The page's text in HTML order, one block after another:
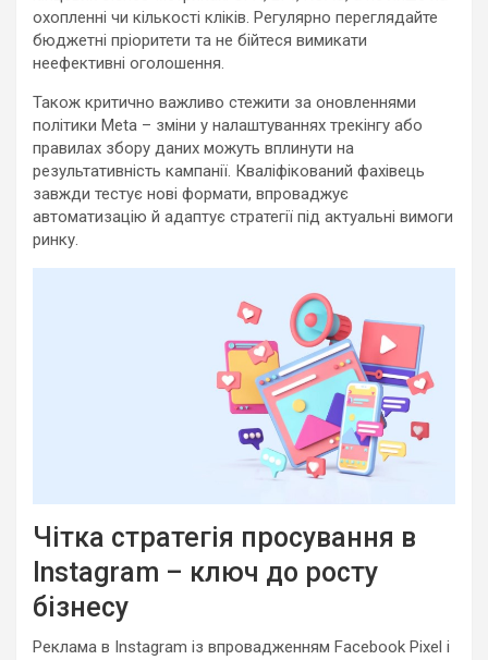
охопленні чи кількості кліків. Регулярно переглядайте
бюджетні пріоритети та не бійтеся вимикати
неефективні оголошення.
Також критично важливо стежити за оновленнями
політики Meta – зміни у налаштуваннях трекінгу або
правилах збору даних можуть вплинути на
результативність кампанії. Кваліфікований фахівець
завжди тестує нові формати, впроваджує
автоматизацію й адаптує стратегії під актуальні вимоги
ринку.
Чітка стратегія просування в
Instagram – ключ до росту
бізнесу
Реклама в Instagram із впровадженням Facebook Pixel і